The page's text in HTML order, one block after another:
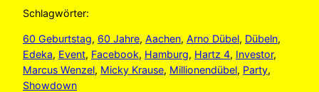
Schlagwörter:
60 Geburtstag, 60 Jahre, Aachen, Arno Dübel, Dübeln
Edeka, Event, Facebook, Hamburg, Hartz 4, Investor
Marcus Wenzel, Micky Krause, Millionendübel, Party
Showdown